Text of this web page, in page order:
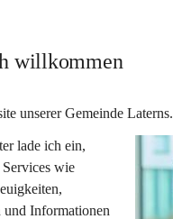
willkommen
unserer Gemeinde Laterns.
lade ich ein,
wie
und Informationen